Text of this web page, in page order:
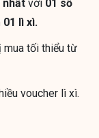
nhất với 01 số
01 lì xì.
mua tối thiểu từ
voucher lì xì.